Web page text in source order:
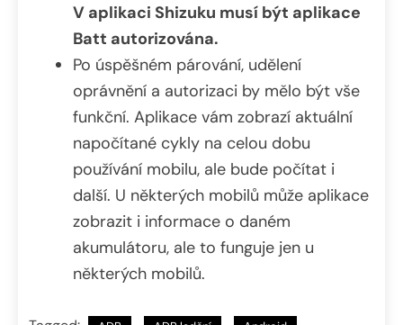
V aplikaci Shizuku musí být aplikace
Batt autorizována.
Po úspěšném párování, udělení
oprávnění a autorizaci by mělo být vše
funkční. Aplikace vám zobrazí aktuální
napočítané cykly na celou dobu
používání mobilu, ale bude počítat i
další. U některých mobilů může aplikace
zobrazit i informace o daném
akumulátoru, ale to funguje jen u
některých mobilů.